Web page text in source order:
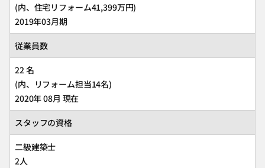
(内、住宅リフォーム41,399万円)
2019年03月期
従業員数
22 名
(内、リフォーム担当14名)
2020年 08月 現在
スタッフの資格
二級建築士
2人